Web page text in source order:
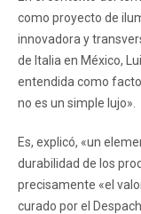
como proyecto de
innovadora y
de Italia en México,
entendida como
no es un simple lujo».
Es, explicó, «un
durabilidad de los
precisamente «el
curado por el